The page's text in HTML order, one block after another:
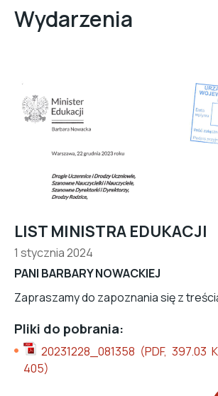
Wydarzenia
LIST MINISTRA EDUKACJI
1 stycznia 2024
PANI BARBARY NOWACKIEJ
Zapraszamy do zapoznania się z
Pliki do pobrania:
20231228_081358 (PDF, 397.03
405)